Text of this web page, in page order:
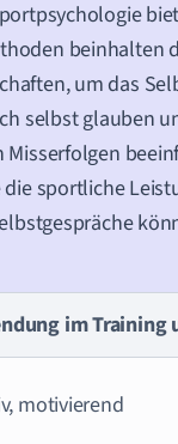
beinhalten
um das
selbst glauben
sportliche
im Training
motivierend